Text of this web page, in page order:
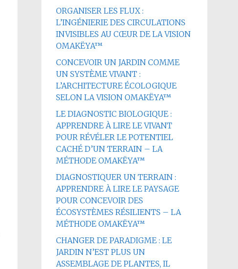
ORGANISER LES FLUX :
L’INGÉNIERIE DES CIRCULATIONS
INVISIBLES AU CŒUR DE LA VISION
OMAKËYA™
CONCEVOIR UN JARDIN COMME
UN SYSTÈME VIVANT :
L’ARCHITECTURE ÉCOLOGIQUE
SELON LA VISION OMAKËYA™
LE DIAGNOSTIC BIOLOGIQUE :
APPRENDRE À LIRE LE VIVANT
POUR RÉVÉLER LE POTENTIEL
CACHÉ D’UN TERRAIN – LA
MÉTHODE OMAKËYA™
DIAGNOSTIQUER UN TERRAIN :
APPRENDRE À LIRE LE PAYSAGE
POUR CONCEVOIR DES
ÉCOSYSTÈMES RÉSILIENTS – LA
MÉTHODE OMAKËYA™
CHANGER DE PARADIGME : LE
JARDIN N’EST PLUS UN
ASSEMBLAGE DE PLANTES, IL